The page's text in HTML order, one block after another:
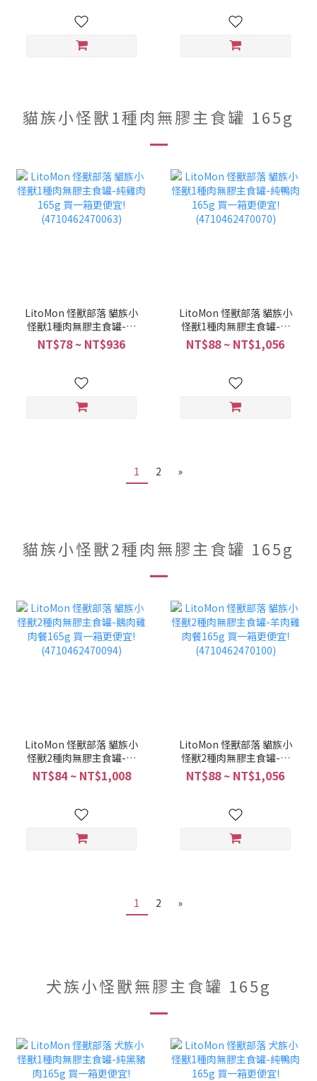
貓族小怪獸1種肉無膠主食罐 165g
LitoMon 怪獸部落 貓族小
怪獸1種肉無膠主食罐-純
雞肉 165g 買一箱更便宜!
(4710462470063)
NT$78 ~ NT$936
LitoMon 怪獸部落 貓族小
怪獸1種肉無膠主食罐-純
鴨肉165g 買一箱更便宜!
(4710462470070)
NT$88 ~ NT$1,056
1 2 »
貓族小怪獸2種肉無膠主食罐 165g
LitoMon 怪獸部落 貓族小
怪獸2種肉無膠主食罐-鵝
肉雞肉餐165g 買一箱更便
宜! (4710462470094)
NT$84 ~ NT$1,008
LitoMon 怪獸部落 貓族小
怪獸2種肉無膠主食罐-羊
肉雞肉餐165g 買一箱更便
宜! (4710462470100)
NT$88 ~ NT$1,056
1 2 »
犬族小怪獸無膠主食罐 165g